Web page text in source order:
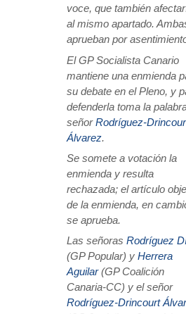
voce, que también
al mismo apartado.
aprueban por
El GP Socialista Canario
mantiene una enmienda
su debate en el Pleno, y
defenderla toma la
señorRodríguez-
Álvarez.
Se somete a votación la
enmienda y resulta
rechazada; el artículo
de la enmienda, en
se aprueba.
Las señoras Rodríguez
(GP Popular) y Herrera
Aguilar(GP Coalición
Canaria-CC) y el señor
Rodríguez-Drincourt